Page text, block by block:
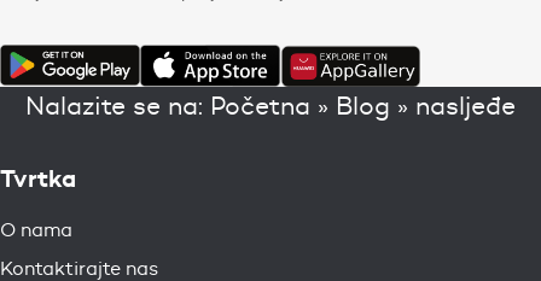
Nalazite se na: Početna » Blog » nasljeđe
Tvrtka
O nama
Kontaktirajte nas